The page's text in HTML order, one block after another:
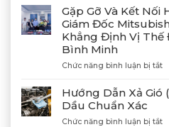
4
Gặp Gỡ Và Kết Nối
Giám Đốc
Khẳng Định Vị Thế
Bình Minh
Chức năng bình luận bị tắtở
Hướng Dẫn Xả Gió
Dầu Chuẩn Xác
Chức năng bình luận bị tắtở